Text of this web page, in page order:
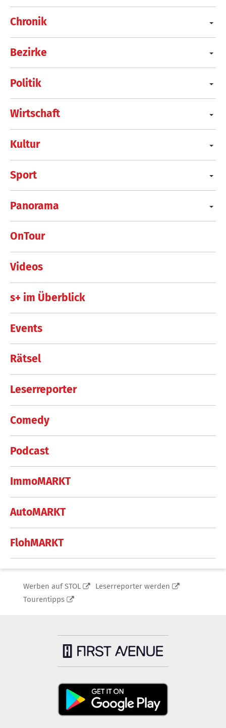
Chronik
Bezirke
Politik
Wirtschaft
Kultur
Sport
Panorama
OnTour
Videos
s+ im Überblick
Events
Rätsel
Leserreporter
Comedy
Podcast
ImmoMARKT
AutoMARKT
FlohMARKT
Werben auf STOL
Leserreporter werden
Tourentipps